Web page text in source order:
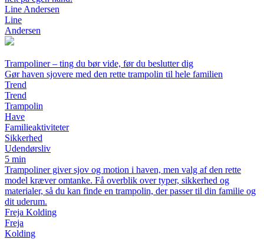
Line Andersen
Line
Andersen
Trampoliner – ting du bør vide, før du beslutter dig
Gør haven sjovere med den rette trampolin til hele familien
Trend
Trend
Trampolin
Have
Familieaktiviteter
Sikkerhed
Udendørsliv
5 min
Trampoliner giver sjov og motion i haven, men valg af den rette
model kræver omtanke. Få overblik over typer, sikkerhed og
materialer, så du kan finde en trampolin, der passer til din familie og
dit uderum.
Freja Kolding
Freja
Kolding